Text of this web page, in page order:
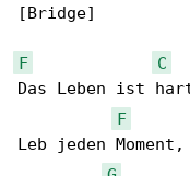
[Bridge]
F C
Das Leben ist
F
Leb jeden